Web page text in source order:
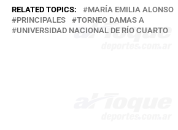
RELATED TOPICS: MARÍA EMILIA ALONSO
PRINCIPALES
TORNEO DAMAS A
UNIVERSIDAD NACIONAL DE RÍO CUARTO